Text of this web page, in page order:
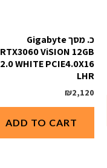
כ. מסך Gigabyte
RTX3060 ViSION 12GB
2.0 WHITE PCIE4.0X16
LHR
₪2,120
ADD TO CART